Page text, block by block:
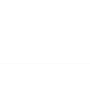
2 gecertificeerd)